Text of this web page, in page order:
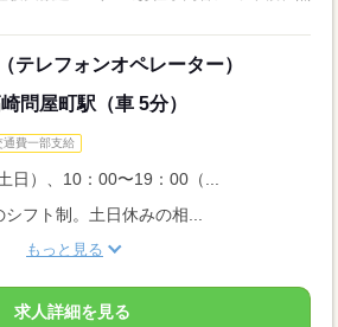
テレフォンオペレーター）
問屋町駅（車 5分）
通費一部支給
日）、10：00〜19：00（...
フト制。土日休みの相...
もっと見る
求人詳細を見る